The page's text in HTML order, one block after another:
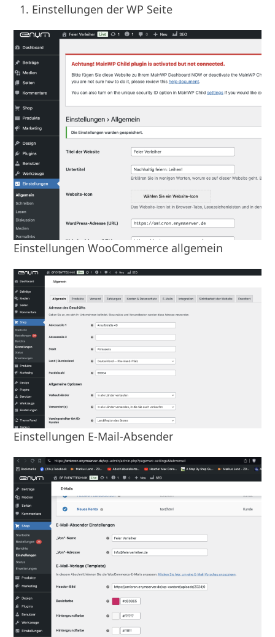
Einstellungen der WP Seite
Einstellungen WooCommerce allgemein
Einstellungen E-Mail-Absender